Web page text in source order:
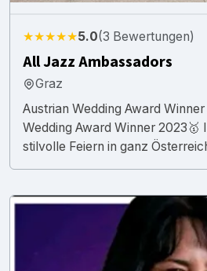
★★★★★5.0(3 Bewertungen)
All Jazz Ambassadors
Graz
Austrian Wedding Award
Wedding Award Winner 2023🥇
stilvolle Feiern in ganz